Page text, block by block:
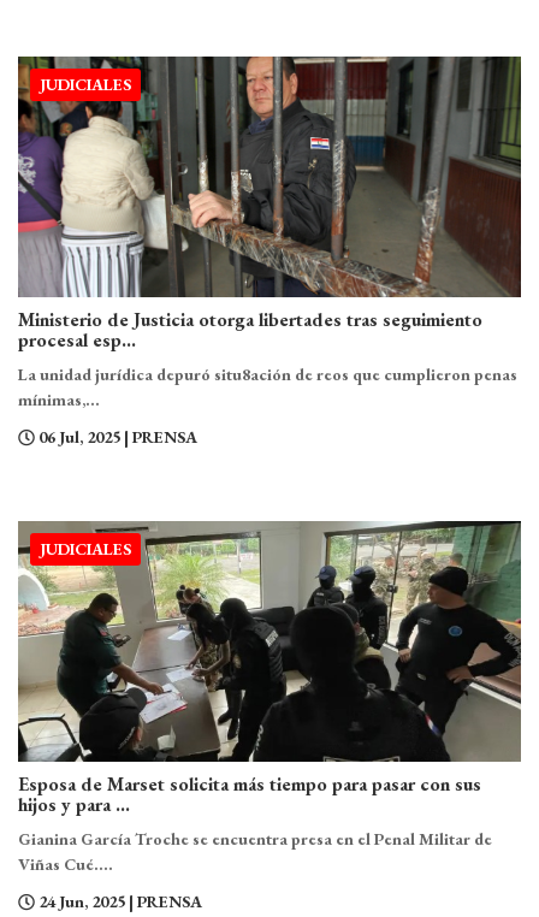
JUDICIALES
Ministerio de Justicia otorga libertades tras seguimiento
procesal esp...
La unidad jurídica depuró situ8ación de reos que cumplieron penas
mínimas,...
06 Jul, 2025 | PRENSA
JUDICIALES
Esposa de Marset solicita más tiempo para pasar con sus
hijos y para ...
Gianina García Troche se encuentra presa en el Penal Militar de
Viñas Cué....
24 Jun, 2025 | PRENSA